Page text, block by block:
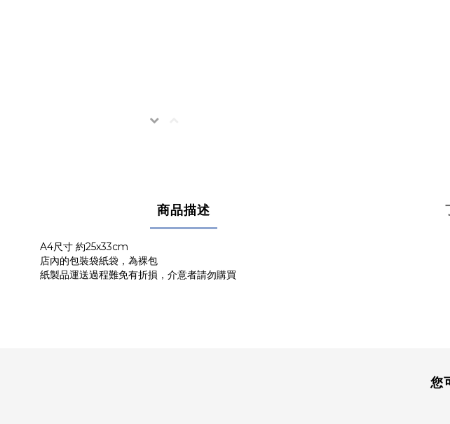
商品描述
A4尺寸 約25x33cm
店內的包裝袋紙袋，為裸包
紙製品運送過程難免有折損，介意者請勿購買
您